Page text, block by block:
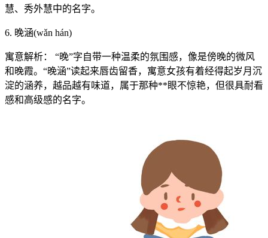
慧、秀外慧中的名字。
6. 晚涵(wǎn hán)
寓意解析： “晚”字自带一种温柔的氛围感，像是傍晚的微风
和晚霞。“晚涵”读起来唇齿留香，寓意女孩有着经得起岁月沉
淀的涵养，越品越有味道，属于那种**眼不惊艳，但很具耐看
感和高级感的名字。